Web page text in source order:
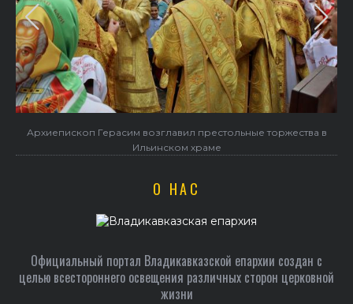
Архиепископ Герасим возглавил престольные торжества в
Ильинском храме
О НАС
Официальный портал Владикавказской епархии создан c
целью всестороннего освещения различных сторон церковной
жизни